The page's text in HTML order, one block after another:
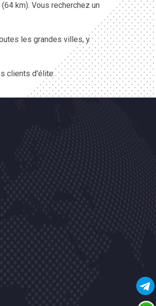
km). Vous recherchez un
les grandes villes, y
clients d'élite.